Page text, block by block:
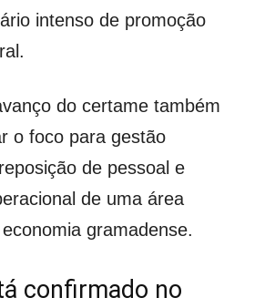
intenso de promoção
do certame também
o foco para gestão
de pessoal e
de uma área
gramadense.
confirmado no